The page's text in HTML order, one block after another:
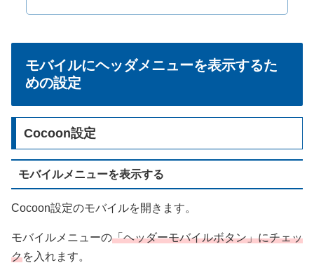
モバイルにヘッダメニューを表示するた
めの設定
Cocoon設定
モバイルメニューを表示する
Cocoon設定のモバイルを開きます。
モバイルメニューの「ヘッダーモバイルボタン」にチェッ
クを入れます。